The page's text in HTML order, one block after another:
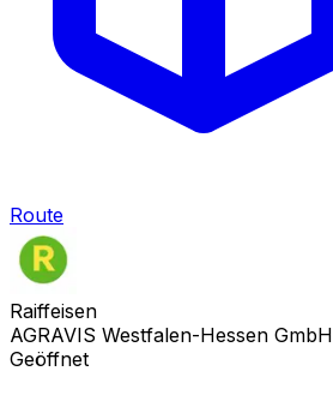
Route
Raiffeisen
AGRAVIS Westfalen-Hessen GmbH
Geöffnet